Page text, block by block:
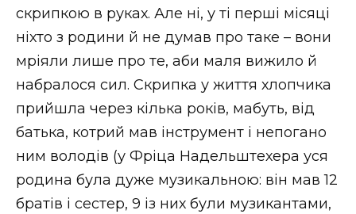
скрипкою в руках. Але ні, у ті перші місяці
ніхто з родини й не думав про таке – вони
мріяли лише про те, аби маля вижило й
набралося сил. Скрипка у життя хлопчика
прийшла через кілька років, мабуть, від
батька, котрий мав інструмент і непогано
ним володів (у Фріца Надельштехера уся
родина була дуже музикальною: він мав 12
братів і сестер, 9 із них були музикантами,